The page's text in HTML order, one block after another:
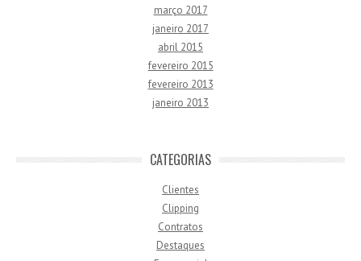
março 2017
janeiro 2017
abril 2015
fevereiro 2015
fevereiro 2013
janeiro 2013
CATEGORIAS
Clientes
Clipping
Contratos
Destaques